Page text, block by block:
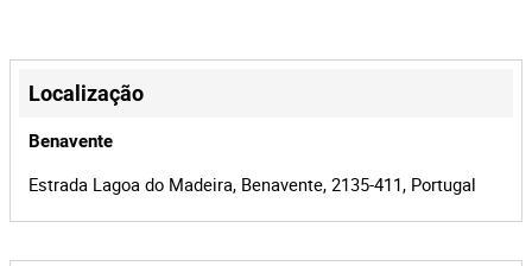
Lote Número
Referência
Processo BMP-678 | MOTA-ENGIL
+
−
Localização
Benavente
Estrada Lagoa do Madeira, Benavente, 2135-411, Portugal